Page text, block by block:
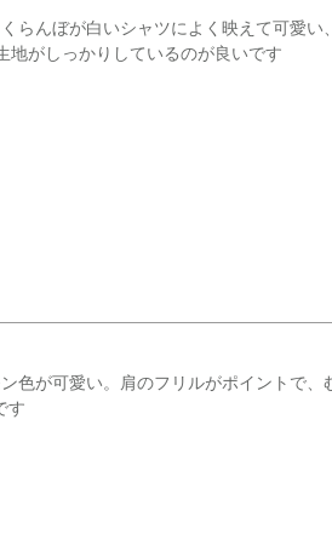
らんぼが白いシャツによく映えて可愛い
地がしっかりしているのが良いです
色が可愛い。肩のフリルがポイントで、
す